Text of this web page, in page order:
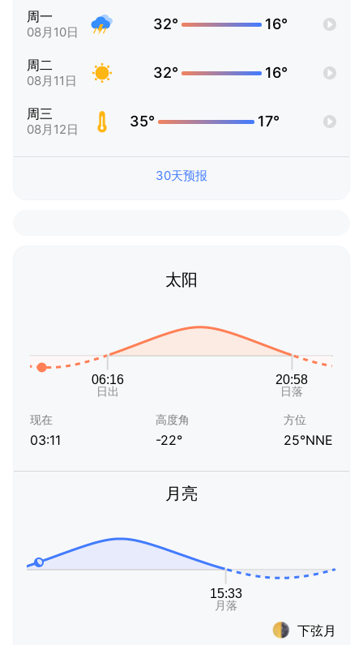
周一
08月10日 32° 16°
周二
08月11日 32° 16°
周三
08月12日 35° 17°
30天预报
太阳
现在
03:11
高度角
-22°
方位
25°NNE
月亮
下弦月